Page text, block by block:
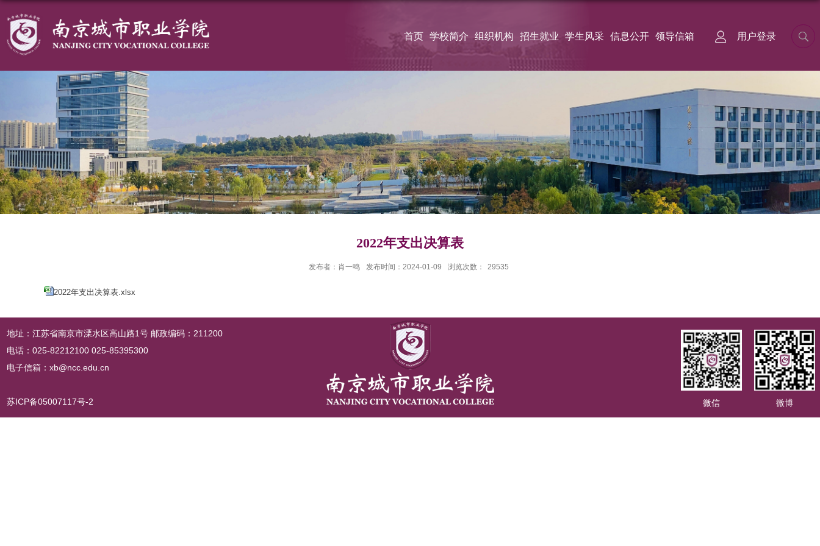
首页 学校简介 组织机构 招生就业 学生风采 信息公开 领导信箱 用户登录
2022年支出决算表
发布者：肖一鸣 发布时间：2024-01-09 浏览次数： 29535
2022年支出决算表.xlsx
地址：江苏省南京市溧水区高山路1号 邮政编码：211200
电话：025-82212100 025-85395300
电子信箱：xb@ncc.edu.cn
苏ICP备05007117号-2 微信 微博